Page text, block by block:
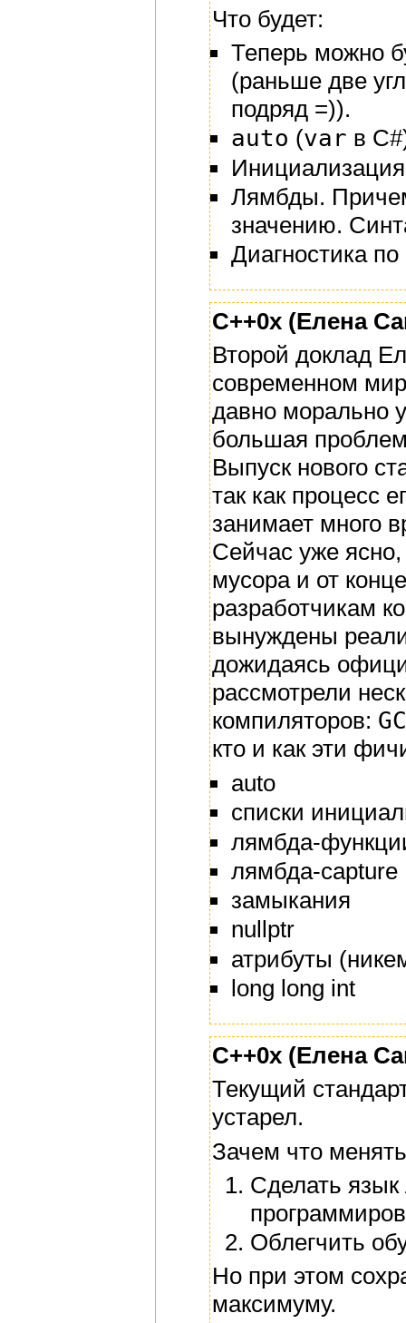
Что будет:
Теперь можно
(раньше две
подряд =)).
auto (var в
Лямбды.
значению.
Диагностика
C++0x (Елена
Второй доклад
современном
давно морально
большая
Выпуск нового
так как процесс
занимает много
Сейчас уже ясно,
мусора и от
разработчикам
вынуждены
дожидаясь
рассмотрели
компиляторов:
кто и как эти
auto
списки
лямбда-
лямбда-capture
замыкания
nullptr
атрибуты
long long int
C++0x (Елена
Текущий
устарел.
Зачем что
Сделать
Облегчить
Но при этом
максимуму.